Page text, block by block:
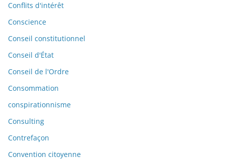
Conflits d'intérêt
Conscience
Conseil constitutionnel
Conseil d'État
Conseil de l'Ordre
Consommation
conspirationnisme
Consulting
Contrefaçon
Convention citoyenne